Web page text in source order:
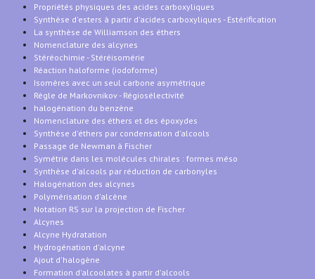
Propriétés physiques des acides carboxyliques
Synthèse d'esters à partir d'acides carboxyliques - Estérification
La synthèse de Williamson des éthers
Nomenclature des alcynes
Stéréochimie - Stéréisomérie
Réaction haloforme (iodoforme)
Isomères avec un seul carbone asymétrique
Règle de Markovnikov - Régiosélectivité
halogénation du benzène
Nomenclature des éthers et des époxydes
Synthèse d'éthers par condensation d'alcools
Passage de Newman à Fischer
Symétrie dans les molécules chirales : formes méso
Synthèse d'alcools par réduction de carbonyles
Halogénation des alcynes
Polymérisation d'alcène
Notation RS sur la projection de Fischer
Alcynes
Alcyne Hydratation
Hydrogénation d'alcyne
Ajout d'halogène
Formation d'alcoolates à partir d'alcools